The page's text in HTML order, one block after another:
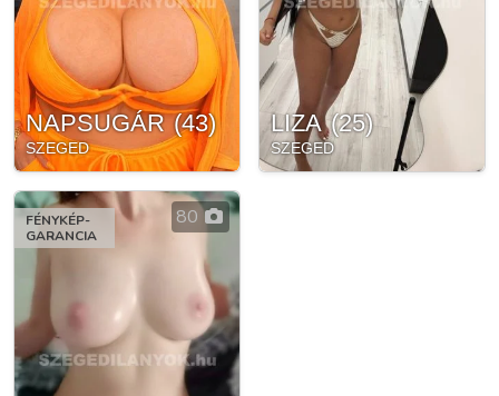
NAPSUGÁR (43)
SZEGED
LIZA (25)
SZEGED
FÉNYKÉP-
GARANCIA
80